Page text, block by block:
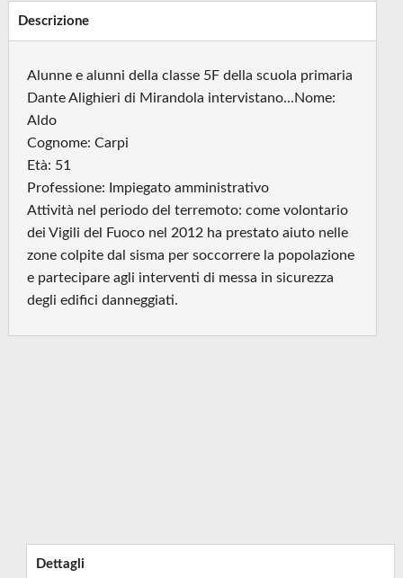
Descrizione
Alunne e alunni della classe 5F della scuola primaria
Dante Alighieri di Mirandola intervistano...Nome:
Aldo
Cognome: Carpi
Età: 51
Professione: Impiegato amministrativo
Attività nel periodo del terremoto: come volontario
dei Vigili del Fuoco nel 2012 ha prestato aiuto nelle
zone colpite dal sisma per soccorrere la popolazione
e partecipare agli interventi di messa in sicurezza
degli edifici danneggiati.
Dettagli